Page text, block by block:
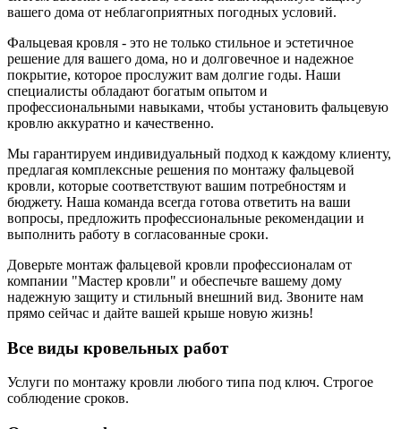
вашего дома от неблагоприятных погодных условий.
Фальцевая кровля - это не только стильное и эстетичное
решение для вашего дома, но и долговечное и надежное
покрытие, которое прослужит вам долгие годы. Наши
специалисты обладают богатым опытом и
профессиональными навыками, чтобы установить фальцевую
кровлю аккуратно и качественно.
Мы гарантируем индивидуальный подход к каждому клиенту,
предлагая комплексные решения по монтажу фальцевой
кровли, которые соответствуют вашим потребностям и
бюджету. Наша команда всегда готова ответить на ваши
вопросы, предложить профессиональные рекомендации и
выполнить работу в согласованные сроки.
Доверьте монтаж фальцевой кровли профессионалам от
компании "Мастер кровли" и обеспечьте вашему дому
надежную защиту и стильный внешний вид. Звоните нам
прямо сейчас и дайте вашей крыше новую жизнь!
Все виды кровельных работ
Услуги по монтажу кровли любого типа под ключ. Строгое
соблюдение сроков.